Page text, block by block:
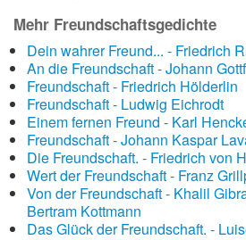
Mehr Freundschaftsgedichte
Dein wahrer Freund... - Friedrich
An die Freundschaft - Johann
Freundschaft - Friedrich Hölderlin
Freundschaft - Ludwig Eichrodt
Einem fernen Freund - Karl
Freundschaft - Johann Kaspar
Die Freundschaft. - Friedrich von
Wert der Freundschaft - Franz
Von der Freundschaft - Khalil
Bertram Kottmann
Das Glück der Freundschaft. -